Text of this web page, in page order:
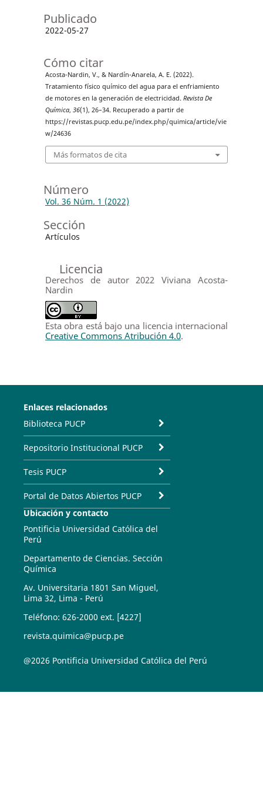
Publicado
2022-05-27
Cómo citar
Acosta-Nardin, V., & Nardín-Anarela, A. E. (2022).
Tratamiento físico químico del agua para el enfriamiento
de motores en la generación de electricidad. Revista De
Química, 36(1), 26–34. Recuperado a partir de
https://revistas.pucp.edu.pe/index.php/quimica/article/vie
w/24636
Más formatos de cita
Número
Vol. 36 Núm. 1 (2022)
Sección
Artículos
Licencia
Derechos de autor 2022 Viviana Acosta-
Nardin
Esta obra está bajo una licencia internacional
Creative Commons Atribución 4.0.
Enlaces relacionados
Biblioteca PUCP
Repositorio Institucional PUCP
Tesis PUCP
Portal de Datos Abiertos PUCP
Ubicación y contacto
Pontificia Universidad Católica del
Perú
Departamento de Ciencias. Sección
Química
Av. Universitaria 1801 San Miguel,
Lima 32, Lima - Perú
Teléfono: 626-2000 ext. [4227]
revista.quimica@pucp.pe
@2026 Pontificia Universidad Católica del Perú